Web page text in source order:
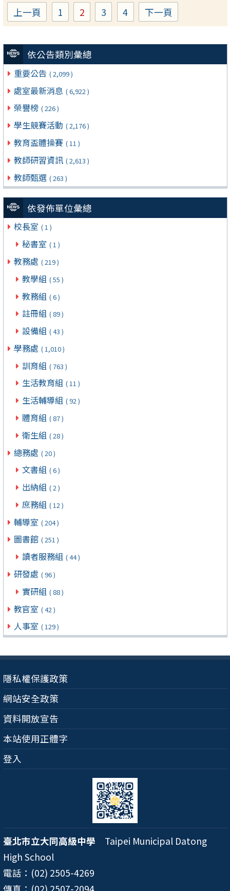
依公告類別彙總
重要公告 ( 2,099 )
處室最新消息 ( 6,922 )
榮譽榜 ( 226 )
學生競賽活動 ( 2,176 )
教育盃體操賽 ( 11 )
教師研習資訊 ( 2,613 )
教師甄選 ( 263 )
依發佈單位彙總
校長室 ( 1 )
秘書室 ( 1 )
教務處 ( 219 )
教學組 ( 55 )
教務組 ( 6 )
註冊組 ( 89 )
設備組 ( 43 )
學務處 ( 1,010 )
訓育組 ( 763 )
生活教育組 ( 11 )
生活輔導組 ( 92 )
體育組 ( 87 )
衛生組 ( 28 )
總務處 ( 20 )
文書組 ( 6 )
出納組 ( 2 )
庶務組 ( 12 )
輔導室 ( 204 )
圖書館 ( 251 )
讀者服務組 ( 44 )
研發處 ( 96 )
實研組 ( 88 )
教官室 ( 42 )
人事室 ( 129 )
上一頁 Page
1 Page
2 Page
3 Page
4 下一頁
隱私權保護政策
網站安全政策
資料開放宣告
本站使用正體字
登入
臺北市立大同高級中學 Taipei Municipal Datong
High School
電話：(02) 2505-4269